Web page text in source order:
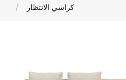
كراسي الانتظار